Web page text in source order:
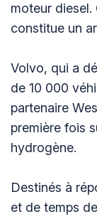
moteur
constitue un
Volvo, qui a
de 10 000
partenaire
première fois
hydrogène.
Destinés à
et de temps